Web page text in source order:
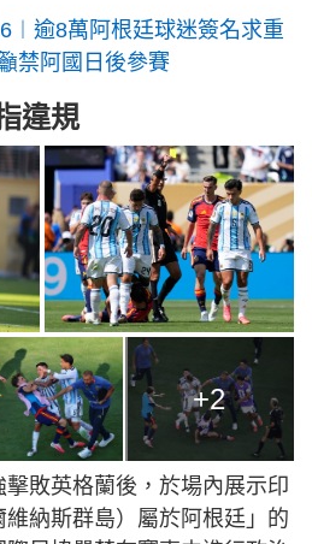
逾8萬阿根廷球迷簽名求重
禁阿國日後參賽
違規
+2
敗英格蘭後，於場內展示印
納斯群島）屬於阿根廷」的